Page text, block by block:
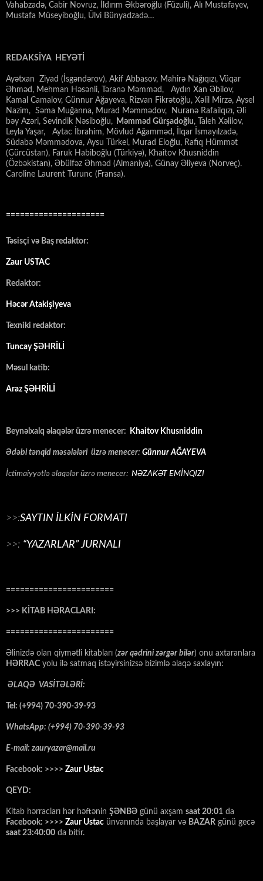
Vahabzadə, Cabir Novruz, İldırım Əkbəroğlu (Füzuli), Alı Mustafayev,
Mustafa Müseyiboğlu, Ülvi Bünyadzadə…
REDAKSİYA HEYƏTİ
Ayətxan Ziyad (İsgəndərov), Akif Abbasov, Mahirə Nağıqızı, Vüqar
Əhməd, Mehman Həsənli, Təranə Məmməd, Aydın Xan Əbilov,
Kamal Camalov, Günnur Ağayeva, Rizvan Fikrətoğlu, Xəlil Mirzə, Aysel
Nazim, Səma Muğanna, Murad Məmmədov, Nuranə Rafailqızı, Əli
bəy Azəri, Sevindik Nəsiboğlu, Məmməd Gürşadoğlu, Taleh Xəlilov,
Leyla Yaşar, Aytac İbrahim, Mövlud Ağamməd, İlqar İsmayılzadə,
Südabə Məmmədova, Aysu Türkel, Murad Eloğlu, Rafiq Hümmət
(Gürcüstan), Faruk Habiboğlu (Türkiyə), Khaitov Khusniddin
(Özbəkistan), Əbülfəz Əhməd (Almaniya), Günay Əliyeva (Norveç).
Caroline Laurent Turunc (Fransa).
=====================
Təsisçi və Baş redaktor:
Zaur USTAC
Redaktor:
Həcər Atakişiyeva
Texniki redaktor:
Tuncay ŞƏHRİLİ
Məsul katib:
Araz ŞƏHRİLİ
Beynəlxalq əlaqələr üzrə menecer: Khaitov Khusniddin
Ədəbi tənqid məsələləri üzrə menecer: Günnur AĞAYEVA
İctimaiyyətlə əlaqələr üzrə menecer: NƏZAKƏT EMİNQIZI
>>:SAYTIN İLKİN FORMATI
>>: “YAZARLAR” JURNALI
=======================
>>> KİTAB HƏRACLARI:
=======================
Əlinizdə olan qiymətli kitabları (zər qədrini zərgər bilər) onu axtaranlara
HƏRRAC yolu ilə satmaq istəyirsinizsə bizimlə əlaqə saxlayın:
ƏLAQƏ VASİTƏLƏRİ:
Tel: (+994) 70-390-39-93
WhatsApp: (+994) 70-390-39-93
E-mail: zauryazar@mail.ru
Facebook: >>>> Zaur Ustac
QEYD:
Kitab hərracları hər həftənin ŞƏNBƏ günü axşam saat 20:01 da
Facebook: >>>> Zaur Ustac ünvanında başlayar və BAZAR günü gecə
saat 23:40:00 da bitir.